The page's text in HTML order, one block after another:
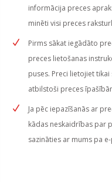
informācija preces
minēti visi preces
Pirms sākat iegādāto
preces lietošanas
puses. Preci lietojiet
atbilstoši preces
Ja pēc iepazīšanās ar
kādas neskaidrības par
sazināties ar mums pa